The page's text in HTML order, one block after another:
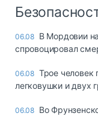
06.08 В Мордовии
спровоцировал
06.08 Трое человек
легковушки и двух
06.08 Во